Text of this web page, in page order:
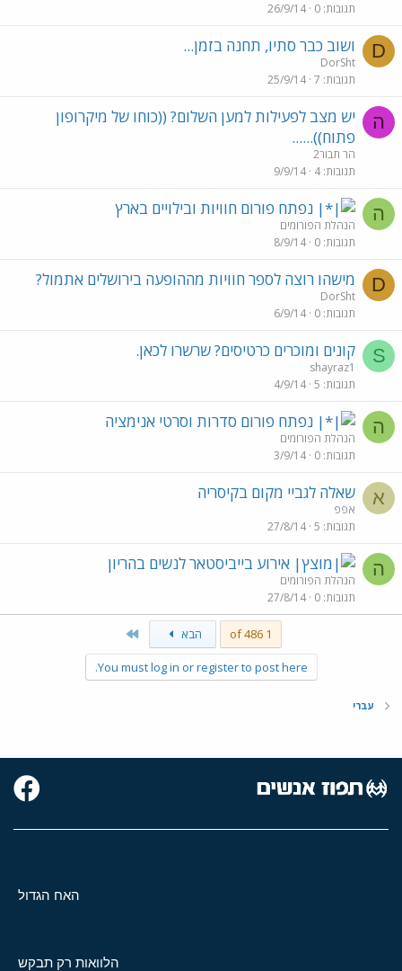
תגובות 0
26/9/14
D ושוב כבר סתיו, תחנה בזמן...
DorSht
תגובות 7
25/9/14
ה
יש מצב לפעילות למען השלום? ((כוחו של מיקרופון
פתוח))......
הר תבור2
תגובות 4
9/9/14
ה נפתח פורום חוויות ובילויים בארץ
הנהלת הפורומים
תגובות 0
8/9/14
D מישהו רוצה לספר חוויות מההופעה בירושלים אתמול?
DorSht
תגובות 0
6/9/14
S קונים ומוכרים כרטיסים? שרשרו לכאן.
shayraz1
תגובות 5
4/9/14
ה נפתח פורום סדרות וסרטי אנימציה
הנהלת הפורומים
תגובות 0
3/9/14
א שאלה לגביי מקום בקיסריה
אפפ
תגובות 5
27/8/14
ה אירוע בייביסטאר לנשים בהריון
הנהלת הפורומים
תגובות 0
27/8/14
1 of 486 הבא
You must log in or register to post here.
עברי
האח הגדול
הלוואות רק תבקש